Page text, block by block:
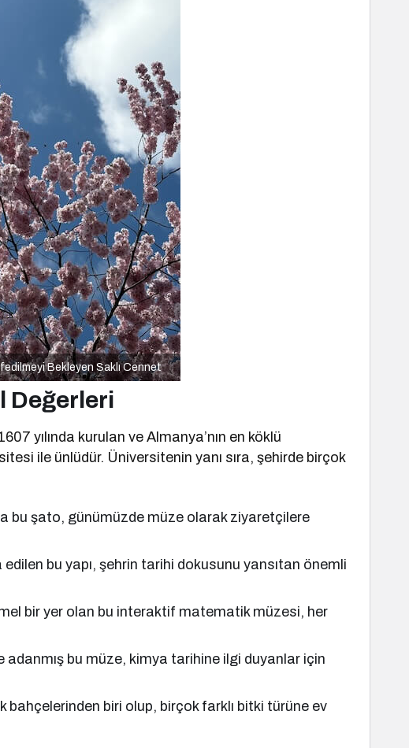
Bekleyen Saklı Cennet
Değerleri
yılında kurulan ve Almanya’nın en köklü
ile ünlüdür. Üniversitenin yanı sıra, şehirde birçok
bu şato, günümüzde müze olarak ziyaretçilere
edilen bu yapı, şehrin tarihi dokusunu yansıtan önemli
bir yer olan bu interaktif matematik müzesi, her
bu müze, kimya tarihine ilgi duyanlar için
bahçelerinden biri olup, birçok farklı bitki türüne ev